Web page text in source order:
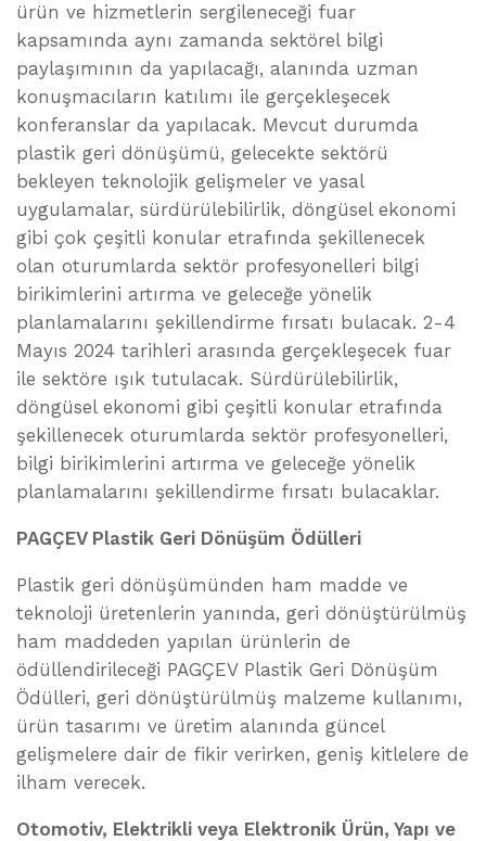
ürün ve hizmetlerin sergileneceği fuar
kapsamında aynı zamanda sektörel bilgi
paylaşımının da yapılacağı, alanında uzman
konuşmacıların katılımı ile gerçekleşecek
konferanslar da yapılacak. Mevcut durumda
plastik geri dönüşümü, gelecekte sektörü
bekleyen teknolojik gelişmeler ve yasal
uygulamalar, sürdürülebilirlik, döngüsel ekonomi
gibi çok çeşitli konular etrafında şekillenecek
olan oturumlarda sektör profesyonelleri bilgi
birikimlerini artırma ve geleceğe yönelik
planlamalarını şekillendirme fırsatı bulacak. 2-4
Mayıs 2024 tarihleri arasında gerçekleşecek fuar
ile sektöre ışık tutulacak. Sürdürülebilirlik,
döngüsel ekonomi gibi çeşitli konular etrafında
şekillenecek oturumlarda sektör profesyonelleri,
bilgi birikimlerini artırma ve geleceğe yönelik
planlamalarını şekillendirme fırsatı bulacaklar.
PAGÇEV Plastik Geri Dönüşüm Ödülleri
Plastik geri dönüşümünden ham madde ve
teknoloji üretenlerin yanında, geri dönüştürülmüş
ham maddeden yapılan ürünlerin de
ödüllendirileceği PAGÇEV Plastik Geri Dönüşüm
Ödülleri, geri dönüştürülmüş malzeme kullanımı,
ürün tasarımı ve üretim alanında güncel
gelişmelere dair de fikir verirken, geniş kitlelere de
ilham verecek.
Otomotiv, Elektrikli veya Elektronik Ürün, Yapı ve